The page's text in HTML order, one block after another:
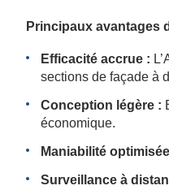
Principaux avantages
Efficacité accrue :
sections de façade à
Conception légère :
économique.
Maniabilité
Surveillance à